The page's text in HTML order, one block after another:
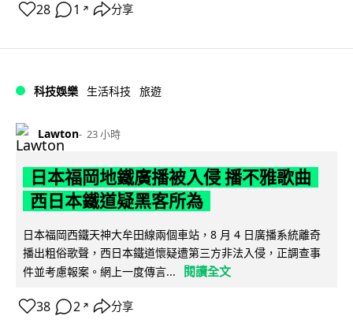
28 1 ↗ 分享
科技娛樂 生活科技 旅遊
Lawton 23 小時
日本福岡地鐵廣播被入侵 播不雅歌曲
西日本鐵道疑黑客所為
日本福岡西鐵天神大牟田線兩個車站，8 月 4 日廣播系統離奇
播出粗俗歌聲，西日本鐵道懷疑遭第三方非法入侵，正調查事
件並考慮報案。網上一度傳言...
閱讀全文
38 2 ↗ 分享